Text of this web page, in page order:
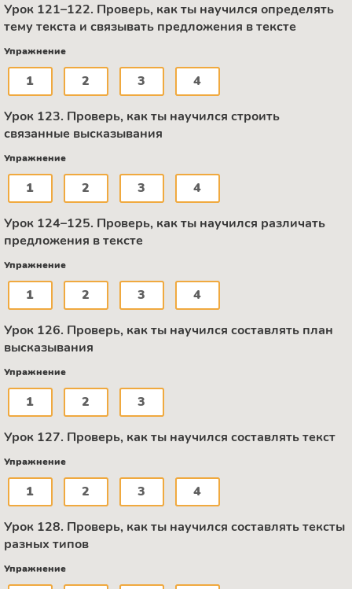
Урок 121–122. Проверь, как ты научился определять
тему текста и связывать предложения в тексте
Упражнение
1 2 3 4
Урок 123. Проверь, как ты научился строить
связанные высказывания
Упражнение
1 2 3 4
Урок 124–125. Проверь, как ты научился различать
предложения в тексте
Упражнение
1 2 3 4
Урок 126. Проверь, как ты научился составлять план
высказывания
Упражнение
1 2 3
Урок 127. Проверь, как ты научился составлять текст
Упражнение
1 2 3 4
Урок 128. Проверь, как ты научился составлять тексты
разных типов
Упражнение